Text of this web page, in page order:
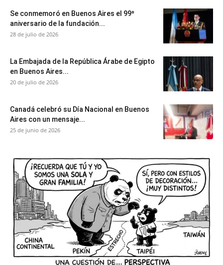
Se conmemoró en Buenos Aires el 99º
aniversario de la fundación...
28 de julio de 2026
La Embajada de la República Árabe de Egipto
en Buenos Aires...
20 de julio de 2026
Canadá celebró su Día Nacional en Buenos
Aires con un mensaje...
25 de junio de 2026